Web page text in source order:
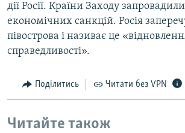
дії Росії. Країни Заходу
економічних санкцій. Росія
півострова і називає це
справедливості».
Поділитись Читати без VPN
Читайте також